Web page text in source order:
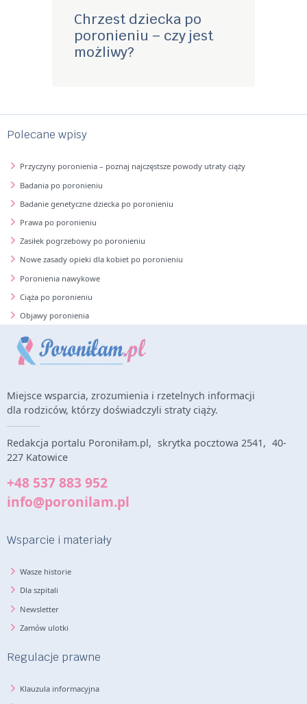
Chrzest dziecka po
poronieniu – czy jest
możliwy?
Miejsce wsparcia, zrozumienia i rzetelnych informacji
dla rodziców, którzy doświadczyli straty ciąży.
Redakcja portalu Poroniłam.pl, skrytka pocztowa 2541, 40-
227 Katowice
+48 537 883 952
info@poronilam.pl
Polecane wpisy
Przyczyny poronienia – poznaj najczęstsze powody utraty ciąży
Badania po poronieniu
Badanie genetyczne dziecka po poronieniu
Prawa po poronieniu
Zasiłek pogrzebowy po poronieniu
Nowe zasady opieki dla kobiet po poronieniu
Poronienia nawykowe
Ciąża po poronieniu
Objawy poronienia
Wsparcie i materiały
Wasze historie
Dla szpitali
Newsletter
Zamów ulotki
Regulacje prawne
Klauzula informacyjna